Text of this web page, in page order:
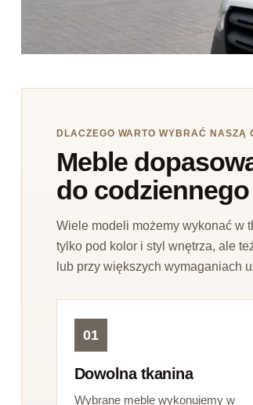
DLACZEGO WARTO WYBRAĆ NASZĄ
Meble
do
Wiele modeli możemy wykonać w
tylko pod kolor i styl wnętrza, ale
lub przy większych wymaganiach
01
Dowolna tkanina
Wybrane meble wykonujemy w